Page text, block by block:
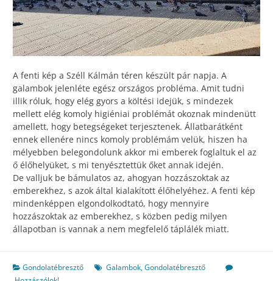
A fenti kép a Széll Kálmán téren készült pár napja. A
galambok jelenléte egész országos probléma. Amit tudni
illik róluk, hogy elég gyors a költési idejük, s mindezek
mellett elég komoly higiéniai problémát okoznak mindenütt
amellett, hogy betegségeket terjesztenek. Állatbarátként
ennek ellenére nincs komoly problémám velük, hiszen ha
mélyebben belegondolunk akkor mi emberek foglaltuk el az
ő élőhelyüket, s mi tenyésztettük őket annak idején.
De valljuk be bámulatos az, ahogyan hozzászoktak az
emberekhez, s azok által kialakított élőhelyéhez. A fenti kép
mindenképpen elgondolkodtató, hogy mennyire
hozzászoktak az emberekhez, s közben pedig milyen
állapotban is vannak a nem megfelelő táplálék miatt.
Gondolatébresztő Galambok,Gondolatébresztő